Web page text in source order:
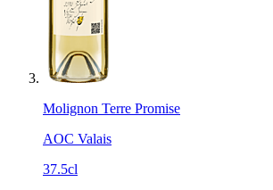
Molignon Terre Promise
AOC Valais
37.5cl